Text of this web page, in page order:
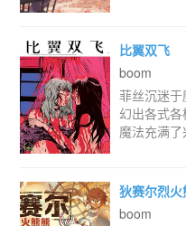
比翼双飞
boom
菲丝沉迷
幻出各式
魔法充满
狄赛尔烈火
boom